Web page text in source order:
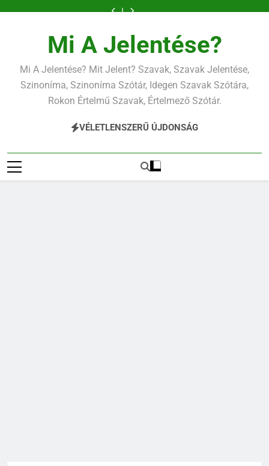
Mi A Jelentése?
Mi A Jelentése? Mit Jelent? Szavak, Szavak Jelentése,
Szinoníma, Szinoníma Szótár, Idegen Szavak Szótára,